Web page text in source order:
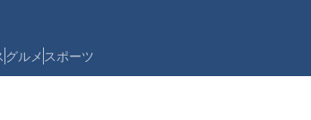
グルメ スポーツ